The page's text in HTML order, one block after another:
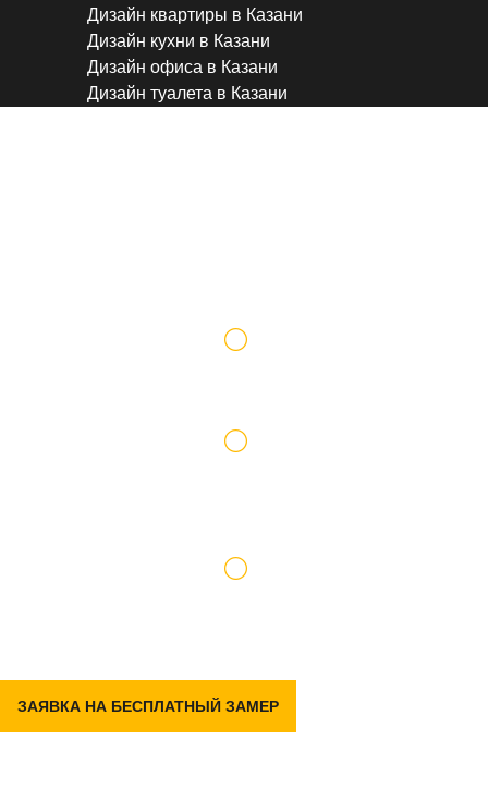
Дизайн квартиры в Казани
Дизайн кухни в Казани
Дизайн офиса в Казани
Дизайн туалета в Казани
ЗАЯВКА НА БЕСПЛАТНЫЙ ЗАМЕР